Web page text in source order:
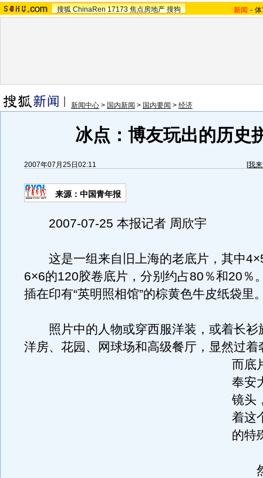
搜狐 ChinaRen 17173 焦点房地产 搜狗 新闻 -
新闻中心 > 国内新闻 > 国内要闻 > 经济
冰点：博友玩出的历史
2007年07月25日02:11 [我
来源：中国青年报
2007-07-25 本报记者 周欣宇
这是一组来自旧上海的老底片，其中
6×6的120胶卷底片，分别约占80％和20％
插在印有“英明照相馆”的棕黄色牛皮纸袋里
照片中的人物或穿西服洋装，或着长衫
洋房、花园、网球场和高级餐厅，显然过着
而底
奉安
镜头
着这
的特
然